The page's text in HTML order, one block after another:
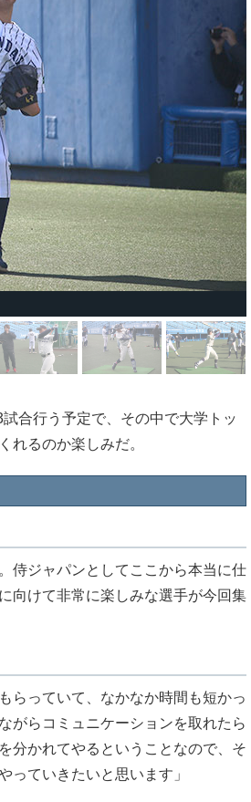
合行う予定で、その中で大学トッ
れるのか楽しみだ。
侍ジャパンとしてここから本当に仕
向けて非常に楽しみな選手が今回集
らっていて、なかなか時間も短かっ
がらコミュニケーションを取れたら
分かれてやるということなので、そ
っていきたいと思います」